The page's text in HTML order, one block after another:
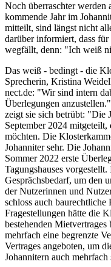
Noch überraschter werden
kommende Jahr im
mitteilt, sind längst nicht
darüber informiert, dass
wegfällt, denn: "Ich weiß
Das weiß - bedingt - die
Sprecherin, Kristina
nect.de: "Wir sind intern
Überlegungen
zeigt sie sich betrübt: "Die
September 2024 mitgeteilt,
möchten. Die
Johanniter sehr. Die
Sommer 2022 erste
Tagungshauses
Gesprächsbedarf, um den
der Nutzerinnen und
schloss auch
Fragestellungen hätte die
bestehenden
mehrfach eine begrenzte
Vertrages angeboten, um
Johannitern auch